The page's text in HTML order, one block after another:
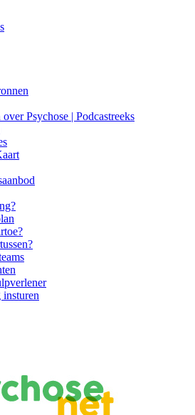
over Psychose | Podcastreeks
insturen